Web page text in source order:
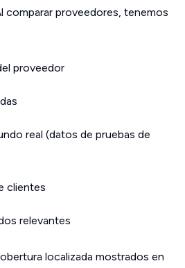
comparar proveedores, tenemos
proveedor
real (datos de pruebas de
clientes
relevantes
localizada mostrados en